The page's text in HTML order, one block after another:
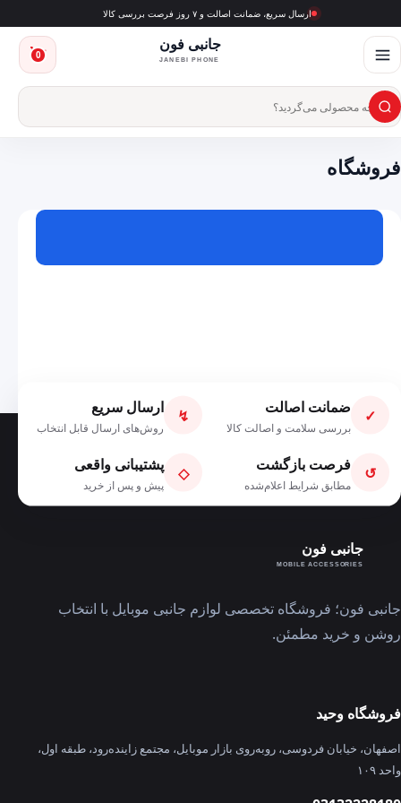
ارسال سریع، ضمانت اصالت و ۷ روز فرصت بررسی کالا
جانبی فون
JANEBI PHONE
×
0
فروشگاه
✓ ضمانت اصالت
بررسی سلامت و اصالت کالا
↯ ارسال سریع
روش‌های ارسال قابل انتخاب
↺ فرصت بازگشت
مطابق شرایط اعلام‌شده
◇ پشتیبانی واقعی
پیش و پس از خرید
جانبی فون
MOBILE ACCESSORIES
جانبی فون؛ فروشگاه تخصصی لوازم جانبی موبایل با انتخاب
روشن و خرید مطمئن.
فروشگاه وحید
اصفهان، خیابان فردوسی، روبه‌روی بازار موبایل، مجتمع زاینده‌رود، طبقه اول،
واحد ۱۰۹